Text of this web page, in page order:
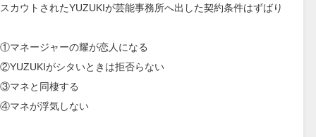
スカウトされたYUZUKIが芸能事務所へ出した契約条件はずばり
①マネージャーの耀が恋人になる
②YUZUKIがシタいときは拒否らない
③マネと同棲する
④マネが浮気しない